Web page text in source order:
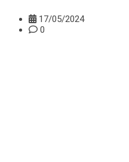
17/05/2024
0